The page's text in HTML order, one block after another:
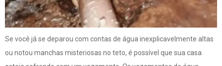
Se você já se deparou com contas de água inexplicavelmente altas
ou notou manchas misteriosas no teto, é possível que sua casa